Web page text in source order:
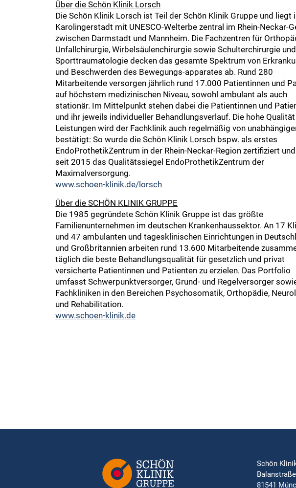
Über die Schön Klinik Lorsch
Die Schön Klinik Lorsch ist Teil der Schön Klinik Gruppe und liegt
Karolingerstadt mit UNESCO-Welterbe zentral im Rhein-Neckar-
zwischen Darmstadt und Mannheim. Die Fachzentren für
Unfallchirurgie, Wirbelsäulenchirurgie sowie Schulterchirurgie und
Sporttraumatologie decken das gesamte Spektrum von
und Beschwerden des Bewegungs-apparates ab. Rund 280
Mitarbeitende versorgen jährlich rund 17.000 Patientinnen und
auf höchstem medizinischen Niveau, sowohl ambulant als auch
stationär. Im Mittelpunkt stehen dabei die Patientinnen und
und ihr jeweils individueller Behandlungsverlauf. Die hohe
Leistungen wird der Fachklinik auch regelmäßig von
bestätigt: So wurde die Schön Klinik Lorsch bspw. als erstes
EndoProthetikZentrum in der Rhein-Neckar-Region zertifiziert
seit 2015 das Qualitätssiegel EndoProthetikZentrum der
Maximalversorgung.
www.schoen-klinik.de/lorsch
Über die SCHÖN KLINIK GRUPPE
Die 1985 gegründete Schön Klinik Gruppe ist das größte
Familienunternehmen im deutschen Krankenhaussektor. An 17
und 47 ambulanten und tagesklinischen Einrichtungen in
und Großbritannien arbeiten rund 13.600 Mitarbeitende
täglich die beste Behandlungsqualität für gesetzlich und privat
versicherte Patientinnen und Patienten zu erzielen. Das Portfolio
umfasst Schwerpunktversorger, Grund- und Regelversorger
Fachkliniken in den Bereichen Psychosomatik, Orthopädie,
und Rehabilitation.
www.schoen-klinik.de
Schön
81541